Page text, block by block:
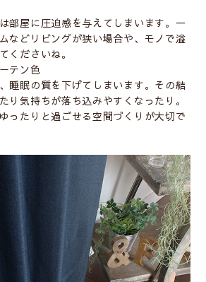
部屋に圧迫感を与えてしまいます。一
などリビングが狭い場合や、モノで溢
くださいね。
テン色
睡眠の質を下げてしまいます。その結
り気持ちが落ち込みやすくなったり。
ったりと過ごせる空間づくりが大切で